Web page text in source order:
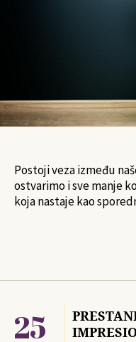
Postoji veza između
ostvarimo i sve manje
koja nastaje kao
25